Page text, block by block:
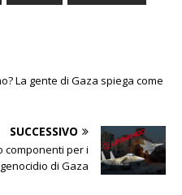
La gente di Gaza spiega come
SUCCESSIVO
componenti per i
di Gaza